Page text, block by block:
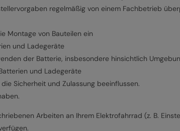
regelmäßig von einem Fachbetrieb
Montage von Bauteilen ein
und Ladegeräte
der Batterie, insbesondere hinsichtlich
und Ladegeräte
Sicherheit und Zulassung beeinflussen.
Arbeiten an Ihrem Elektrofahrrad (z. B.